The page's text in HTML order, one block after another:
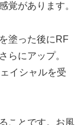
覚があります。
塗った後にRF
らにアップ。
イシャルを受
ことです。お風